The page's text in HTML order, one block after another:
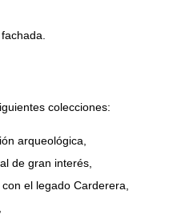
colecciones:
arqueológica,
de gran interés,
el legado Carderera,